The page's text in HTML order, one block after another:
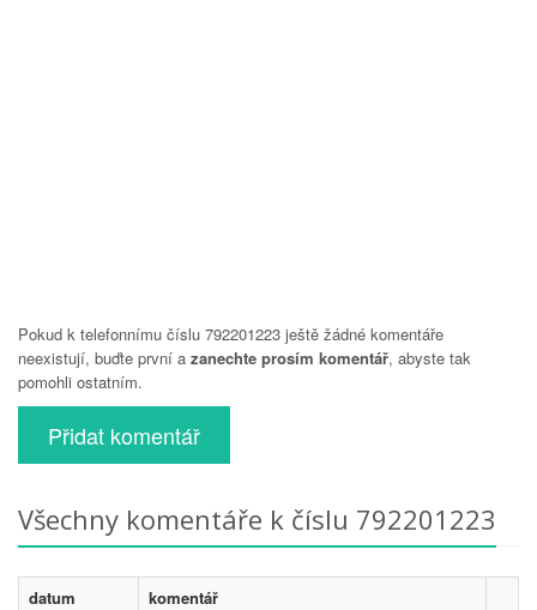
Pokud k telefonnímu číslu 792201223 ještě žádné komentáře
neexistují, buďte první a zanechte prosím komentář, abyste tak
pomohli ostatním.
Přidat komentář
Všechny komentáře k číslu 792201223
datum
komentář